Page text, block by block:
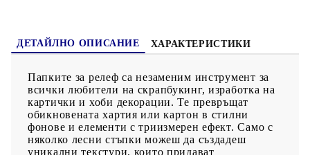
ДЕТАЙЛНО ОПИСАНИЕ ХАРАКТЕРИСТИКИ
Папките за релеф са незаменим инструмент за
всички любители на скрапбукинг, изработка на
картички и хоби декорации. Те превръщат
обикновената хартия или картон в стилни
фонове и елементи с триизмерен ефект. Само с
няколко лесни стъпки можеш да създадеш
уникални текстури, които придават